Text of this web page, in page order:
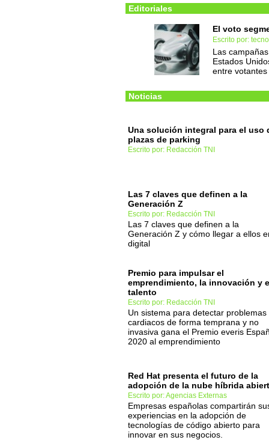
Editoriales
El voto
Escrito por:
Las
Estados
entre votantes
Noticias
Una solución integral para el uso
plazas de parking
Escrito por: Redacción TNI
Las 7 claves que definen a la
Generación Z
Escrito por: Redacción TNI
Las 7 claves que definen a la
Generación Z y cómo llegar a ellos
digital
Premio para impulsar el
emprendimiento, la innovación y
talento
Escrito por: Redacción TNI
Un sistema para detectar problemas
cardiacos de forma temprana y no
invasiva gana el Premio everis
2020 al emprendimiento
Red Hat presenta el futuro de la
adopción de la nube híbrida
Escrito por: Agencias Externas
Empresas españolas compartirán
experiencias en la adopción de
tecnologías de código abierto para
innovar en sus negocios.